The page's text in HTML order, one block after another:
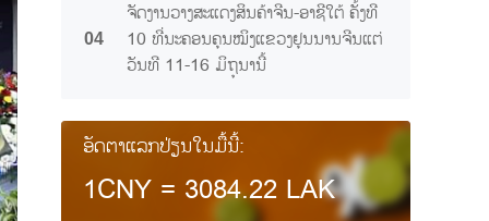
04
ຈັດງານວາງສະແດງສິນຄ້າຈີນ-ອາຊີໃຕ້ ຄັ້ງທີ
10 ທີ່ນະຄອນຄຸນໝິງແຂວງຢຸນນານຈີນແຕ່
ວັນທີ 11-16 ມິຖຸນານີ້
ອັດຕາແລກປ່ຽນໃນມື້ນີ້:
1CNY = 3084.22 LAK